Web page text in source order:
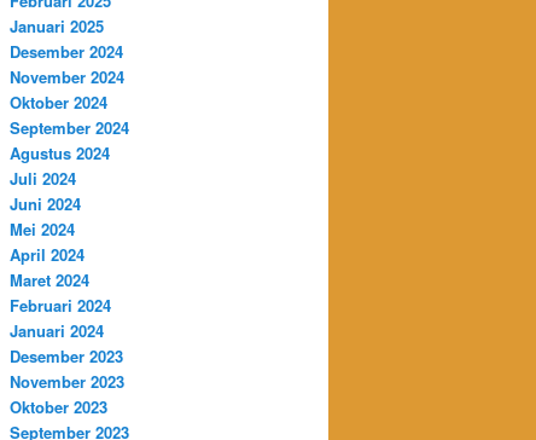
Januari 2025
Desember 2024
November 2024
Oktober 2024
September 2024
Agustus 2024
Juli 2024
Juni 2024
Mei 2024
April 2024
Maret 2024
Februari 2024
Januari 2024
Desember 2023
November 2023
Oktober 2023
September 2023